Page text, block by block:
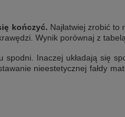
kończyć. Najłatwiej zrobić to
Wynik porównaj z
spodni. Inaczej układają się
nieestetycznej fałdy